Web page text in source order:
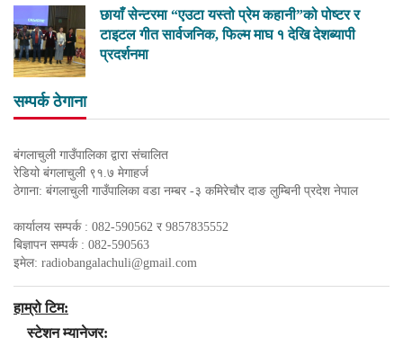
छायाँ सेन्टरमा “एउटा यस्तो प्रेम कहानी”को पोष्टर र
टाइटल गीत सार्वजनिक, फिल्म माघ १ देखि देशब्यापी
प्रदर्शनमा
सम्पर्क ठेगाना
बंगलाचुली गाउँपालिका द्वारा संचालित
रेडियो बंगलाचुली ९१.७ मेगाहर्ज
ठेगाना: बंगलाचुली गाउँपालिका वडा नम्बर -३ कमिरेचौर दाङ लुम्बिनी प्रदेश नेपाल
कार्यालय सम्पर्क : 082-590562 र 9857835552
बिज्ञापन सम्पर्क : 082-590563
इमेल: radiobangalachuli@gmail.com
हाम्रो टिम:
स्टेशन म्यानेजर: